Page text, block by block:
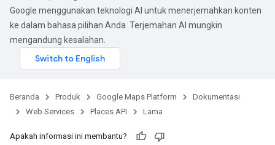
Google menggunakan teknologi AI untuk menerjemahkan konten
ke dalam bahasa pilihan Anda. Terjemahan AI mungkin
mengandung kesalahan.
Beranda Produk Google Maps Platform
Dokumentasi
Web Services
Places API Lama
Apakah informasi ini membantu?